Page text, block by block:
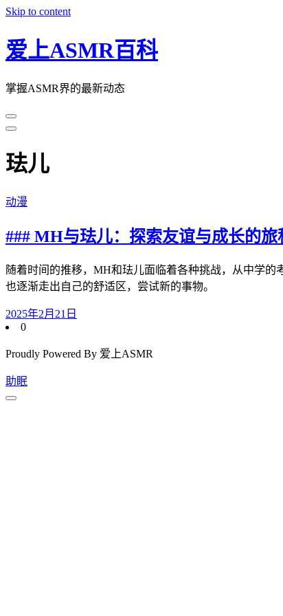
Skip to content
爱上ASMR百科
掌握ASMR界的最新动态
珐儿
动漫
### MH与珐儿：探索友谊与成长的旅
随着时间的推移，MH和珐儿面临着各种挑战，从中学
也逐渐走出自己的舒适区，尝试新的事物。
2025年2月21日
0
Proudly Powered By 爱上ASMR
助眠